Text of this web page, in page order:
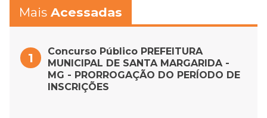
Mais Acessadas
Concurso Público PREFEITURA
MUNICIPAL DE SANTA MARGARIDA -
MG - PRORROGAÇÃO DO PERÍODO DE
INSCRIÇÕES